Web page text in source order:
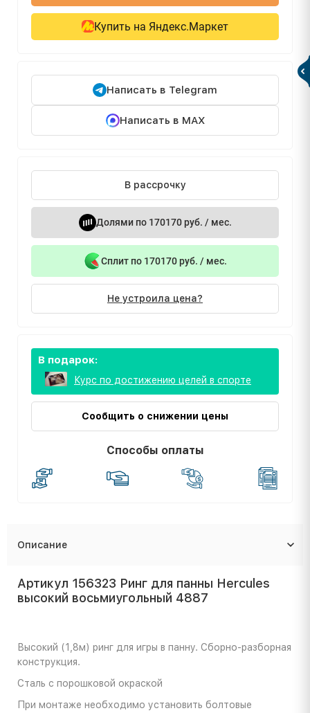
Купить на Яндекс.Маркет
Написать в Telegram
Написать в MAX
В рассрочку
Долями по 170170 руб. / мес.
Сплит по 170170 руб. / мес.
Не устроила цена?
В подарок:
Курс по достижению целей в спорте
Сообщить о снижении цены
Способы оплаты
Описание
Артикул 156323 Ринг для панны Hercules
высокий восьмиугольный 4887
Высокий (1,8м) ринг для игры в панну. Сборно-разборная
конструкция.
Сталь с порошковой окраской
При монтаже необходимо установить болтовые